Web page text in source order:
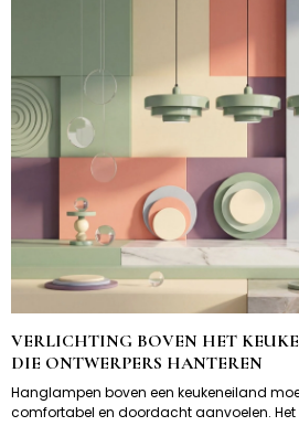
VERLICHTING BOVEN HET
DIE ONTWERPERS HANTEREN
Hanglampen boven een keukeneiland
comfortabel en doordacht aanvoelen.